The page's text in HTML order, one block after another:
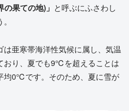
果ての地)」 と呼ぶにふさわし
は亜寒帯海洋性気候に属し、気温
おり、夏でも9℃を超えることは
均0℃です。そのため、夏に雪が